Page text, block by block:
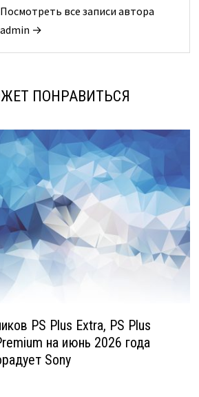
Посмотреть все записи автора
admin →
ПОНРАВИТЬСЯ
PS Plus Extra, PS Plus
на июнь 2026 года
Sony